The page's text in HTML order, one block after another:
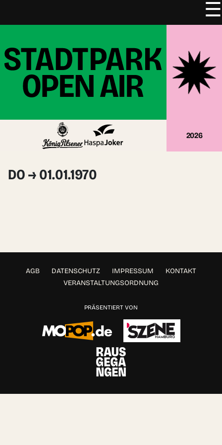
springen
2026
☰
DO → 01.01.1970
AGB DATENSCHUTZ IMPRESSUM
KONTAKT
VERANSTALTUNGSORDNUNG
PRÄSENTIERT VON